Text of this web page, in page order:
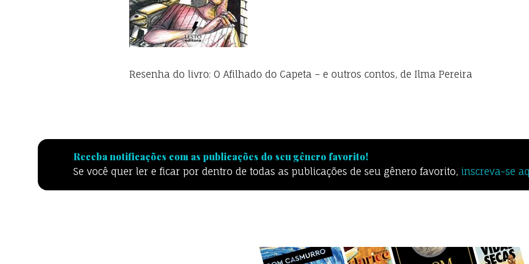
Resenha do livro: O Afilhado do Capeta – e outros contos, de Ilma Pereira
Receba notificações com as publicações do seu gênero favorito!
Se você quer ler e ficar por dentro de todas as publicações de seu gênero favorito, inscreva-se